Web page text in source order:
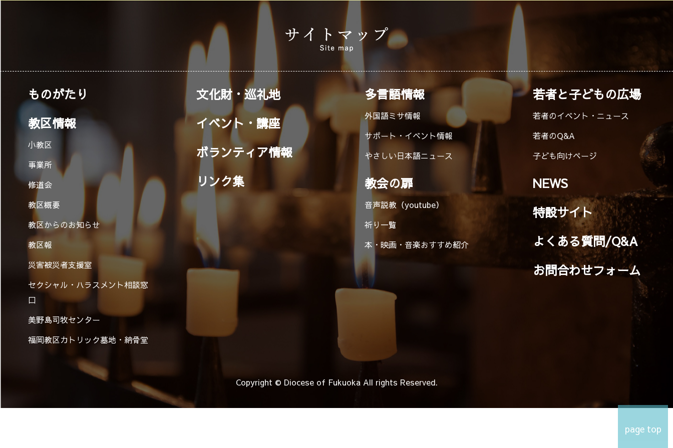
ものがたり
教区情報
小教区
事業所
修道会
教区概要
教区からのお知らせ
教区報
災害被災者支援室
セクシャル・ハラスメント相談窓
口
美野島司牧センター
福岡教区カトリック墓地・納骨堂
文化財・巡礼地
イベント・講座
ボランティア情報
リンク集
多言語情報
外国語ミサ情報
サポート・イベント情報
やさしい日本語ニュース
教会の扉
音声説教（youtube）
祈り一覧
本・映画・音楽おすすめ紹介
若者と子どもの広場
若者のイベント・ニュース
若者のQ&A
子ども向けページ
NEWS
特設サイト
よくある質問/Q&A
お問合わせフォーム
page top
Copyright © Diocese of Fukuoka All rights Reserved.